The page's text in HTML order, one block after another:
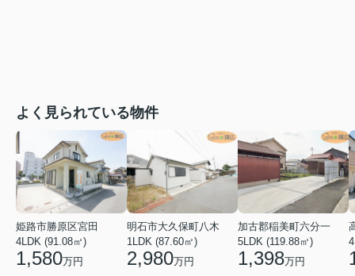
よく見られている物件
姫路市勝原区宮田
4LDK (91.08㎡)
1,580万円
明石市大久保町八木
1LDK (87.60㎡)
2,980万円
加古郡稲美町六分一
5LDK (119.88㎡)
1,398万円